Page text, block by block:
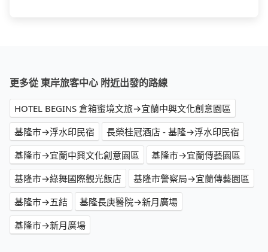
更多從 東岸旅客中心 附近出發的路線
HOTEL BEGINS 倉箱蜜境文旅→宜蘭中興文化創意園區
基隆市→浮水印民宿
長榮桂冠酒店 - 基隆→浮水印民宿
基隆市→宜蘭中興文化創意園區
基隆市→宜蘭傳藝園區
基隆市→綠舞國際觀光飯店
基隆市警察局→宜蘭傳藝園區
基隆市→五結
基隆長庚醫院→新月廣場
基隆市→新月廣場